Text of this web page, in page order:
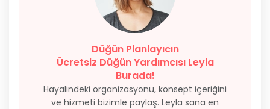
Düğün Planlayıcın
Ücretsiz Düğün Yardımcısı Leyla
Burada!
Hayalindeki organizasyonu, konsept içeriğini
ve hizmeti bizimle paylaş. Leyla sana en